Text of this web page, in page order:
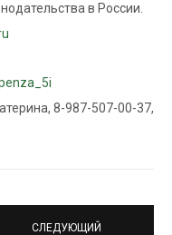
в России.
8-987-507-00-37,
СЛЕДУЮЩИЙ